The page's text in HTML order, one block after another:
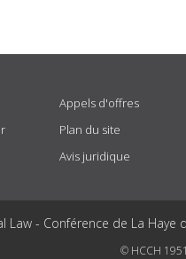
Appels d'offres
Plan du site
Avis juridique
Law - Conférence de La
© HCCH